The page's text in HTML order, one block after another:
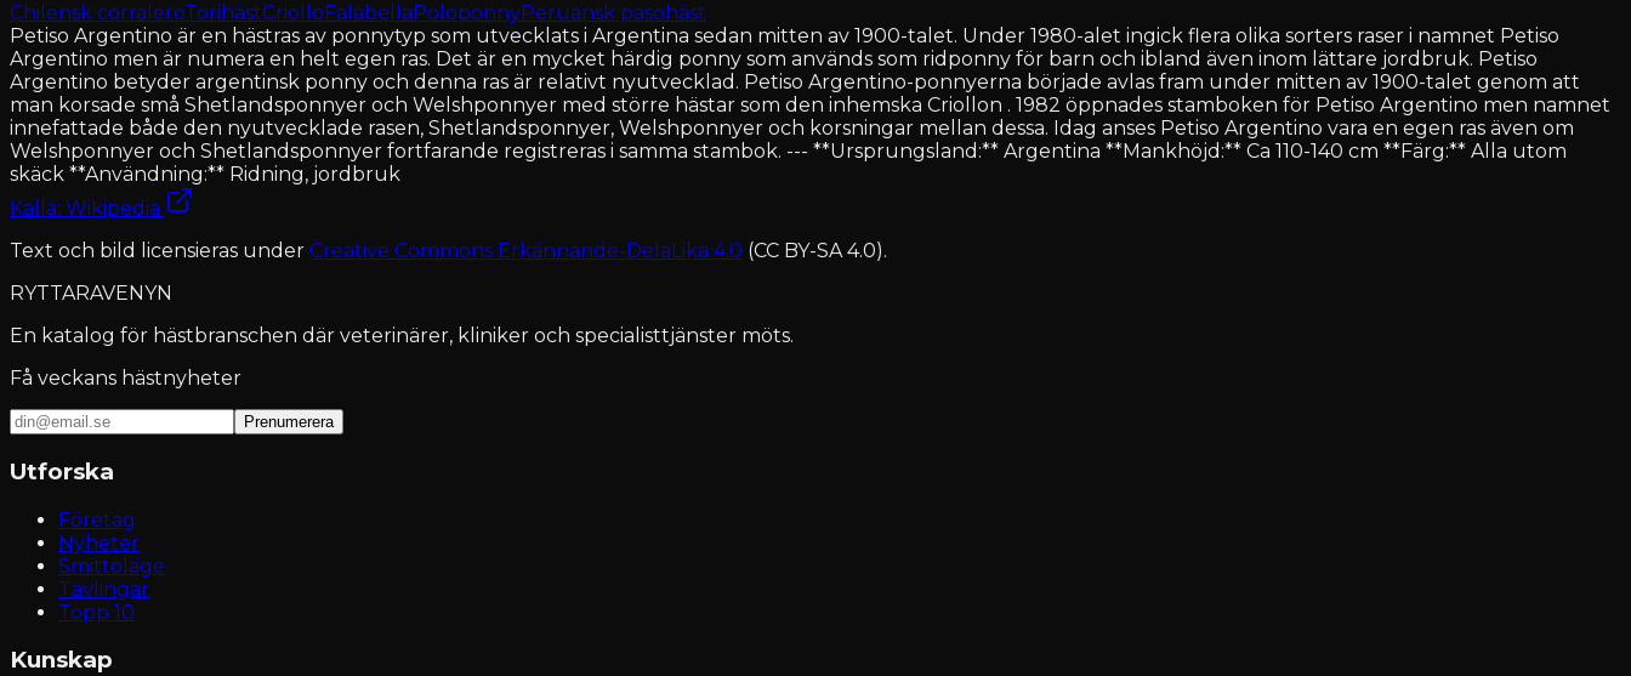
Chilensk corraleroTorihästCriollo Falabella PoloponnyPeruansk pasohäst
Petiso Argentino är en hästras av ponnytyp som utvecklats i Argentina sedan mitten av 1900-talet. Under 1980-alet ingick flera olika sorters raser i namnet Petiso
Argentino men är numera en helt egen ras. Det är en mycket härdig ponny som används som ridponny för barn och ibland även inom lättare jordbruk. Petiso
Argentino betyder argentinsk ponny och denna ras är relativt nyutvecklad. Petiso Argentino-ponnyerna började avlas fram under mitten av 1900-talet genom att
man korsade små Shetlandsponnyer och Welshponnyer med större hästar som den inhemska Criollon . 1982 öppnades stamboken för Petiso Argentino men namnet
innefattade både den nyutvecklade rasen, Shetlandsponnyer, Welshponnyer och korsningar mellan dessa. Idag anses Petiso Argentino vara en egen ras även om
Welshponnyer och Shetlandsponnyer fortfarande registreras i samma stambok. --- **Ursprungsland:** Argentina **Mankhöjd:** Ca 110-140 cm **Färg:** Alla utom
skäck **Användning:** Ridning, jordbruk
Källa: Wikipedia
Text och bild licensieras under Creative Commons Erkännande-DelaLika 4.0 (CC BY-SA 4.0).
RYTTARAVENYN
En katalog för hästbranschen där veterinärer, kliniker och specialisttjänster möts.
Få veckans hästnyheter
Prenumerera
Utforska
Företag
Nyheter
Smittoläge
Tävlingar
Topp 10
Kunskap